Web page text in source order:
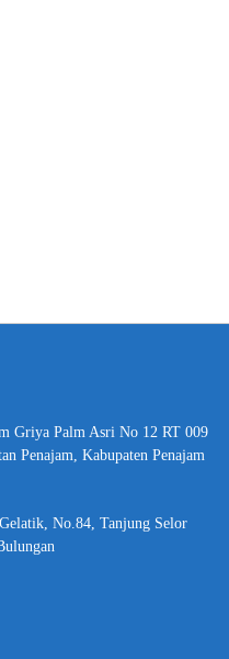
Griya Palm Asri No 12 RT 009
Penajam, Kabupaten Penajam
No.84, Tanjung Selor